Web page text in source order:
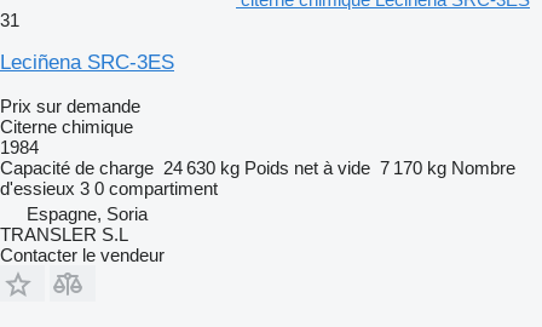
31
Leciñena SRC-3ES
Prix sur demande
Citerne chimique
1984
Capacité de charge 24 630 kg Poids net à vide 7 170 kg Nombre
d'essieux 3 0 compartiment
Espagne, Soria
TRANSLER S.L
Contacter le vendeur